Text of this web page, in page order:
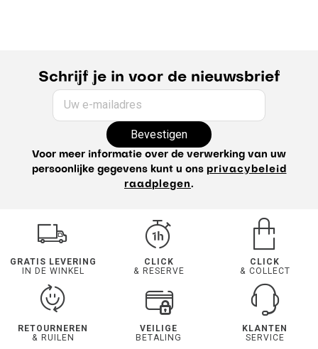
Schrijf je in voor de nieuwsbrief
Uw e-mailadres
Bevestigen
Voor meer informatie over de verwerking van uw
persoonlijke gegevens kunt u ons privacybeleid
raadplegen.
GRATIS LEVERING
IN DE WINKEL
CLICK
& RESERVE
CLICK
& COLLECT
RETOURNEREN
& RUILEN
VEILIGE
BETALING
KLANTEN
SERVICE